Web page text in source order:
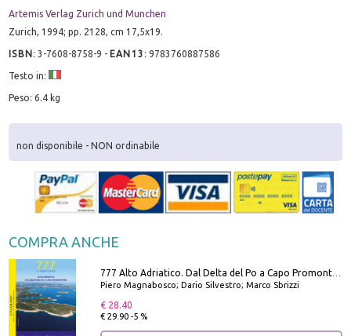
Artemis Verlag Zurich und Munchen
Zurich, 1994; pp. 2128, cm 17,5x19.
ISBN:3-7608-8758-9 - EAN13 :9783760887586
Testo in:
Peso: 6.4 kg
non disponibile - NON ordinabile
COMPRA ANCHE
777 Alto Adriatico. Dal Delta del Po a Capo Promontore. Con QR Code
Piero Magnabosco; Dario Silvestro; Marco Sbrizzi
€ 28.40
€ 29.90 -5 %